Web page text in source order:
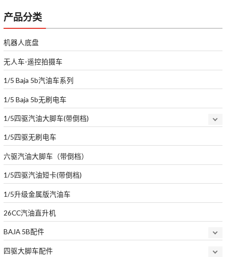
产品分类
机器人底盘
无人车-遥控拍摄车
1/5 Baja 5b汽油车系列
1/5 Baja 5b无刷电车
1/5四驱汽油大脚车(带倒档)
1/5四驱无刷电车
六驱汽油大脚车（带倒档）
1/5四驱汽油短卡(带倒档)
1/5升级金属版汽油车
26CC汽油直升机
BAJA 5B配件
四驱大脚车配件